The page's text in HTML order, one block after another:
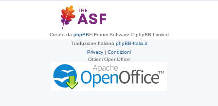
Creato da phpBB® Forum Software © phpBB Limited
Traduzione Italiana phpBB-Italia.it
Privacy | Condizioni
Ottieni OpenOffice